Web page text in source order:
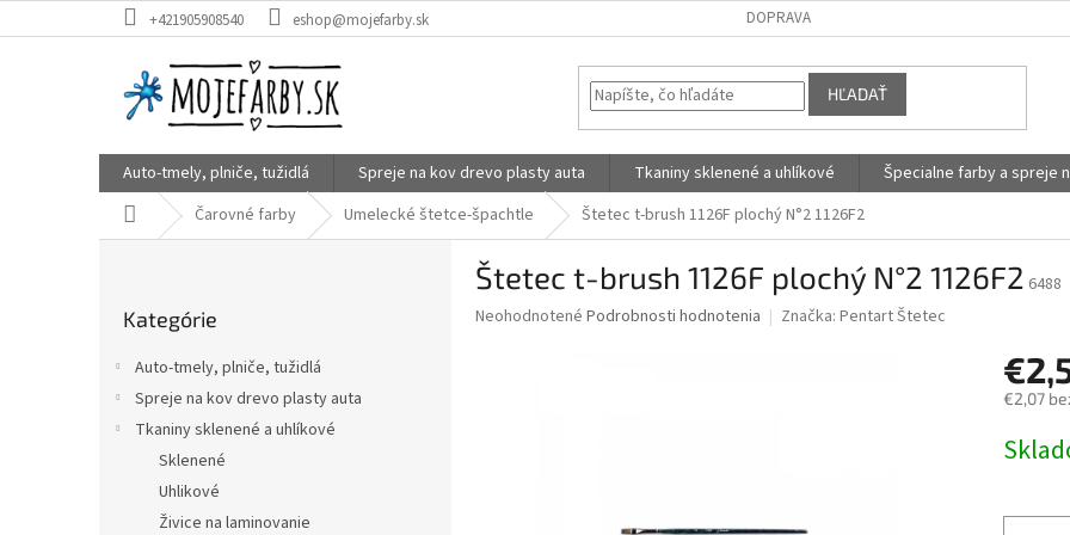
na
+421905908540 eshop@mojefarby.sk DOPRAVA
HĽADAŤ
Auto-tmely, plniče, tužidlá Spreje na kov drevo plasty auta Tkaniny sklenené a uhlíkové Špecialne farby a spreje
Domov Čarovné farby Umelecké štetce-špachtle Štetec t-brush 1126F plochý N°2 1126F2
kategórie
Kategórie
Auto-tmely, plniče, tužidlá
Spreje na kov drevo plasty auta
Tkaniny sklenené a uhlíkové
Sklenené
Uhlikové
Živice na laminovanie
Štetec t-brush 1126F plochý N°2 1126F2 6488
Priemerné
Neohodnotené Podrobnosti hodnotenia Značka: Pentart Štetec
€2,07
cena: